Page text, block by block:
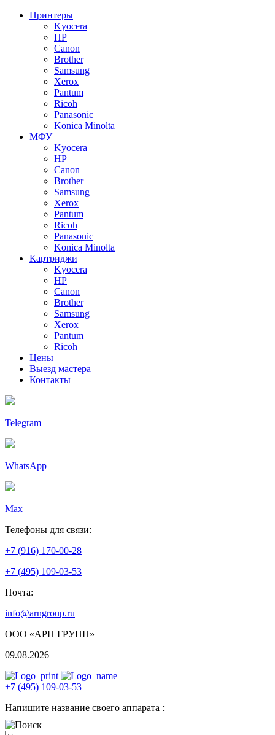
Принтеры
Kyocera
HP
Canon
Brother
Samsung
Xerox
Pantum
Ricoh
Panasonic
Konica Minolta
МФУ
Kyocera
HP
Canon
Brother
Samsung
Xerox
Pantum
Ricoh
Panasonic
Konica Minolta
Картриджи
Kyocera
HP
Canon
Brother
Samsung
Xerox
Pantum
Ricoh
Цены
Выезд мастера
Контакты
Telegram
WhatsApp
Max
Телефоны для связи:
+7 (916) 170-00-28
+7 (495) 109-03-53
Почта:
info@arngroup.ru
ООО «АРН ГРУПП»
09.08.2026
+7 (495) 109-03-53
Напишите название своего аппарата :